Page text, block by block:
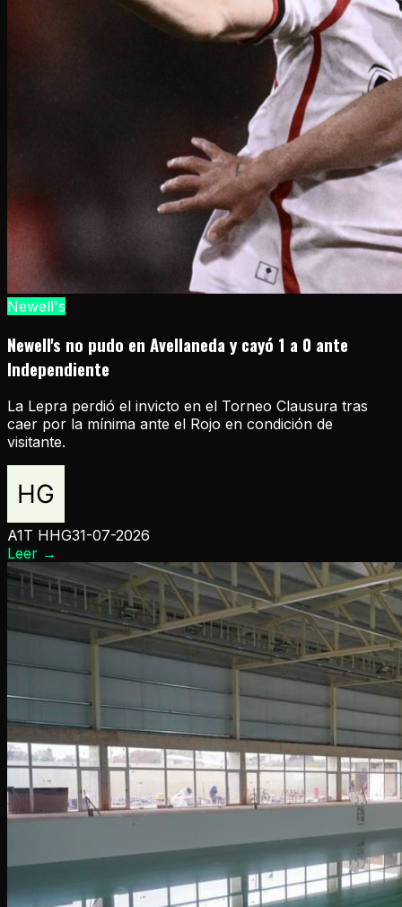
Newell's
Newell's no pudo en Avellaneda y cayó 1 a 0 ante
Independiente
La Lepra perdió el invicto en el Torneo Clausura tras
caer por la mínima ante el Rojo en condición de
visitante.
A1T HHG31-07-2026
Leer →